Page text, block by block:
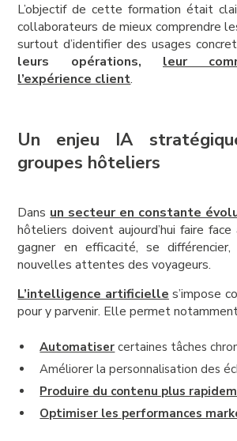
L’objectif de cette formation était
collaborateurs de mieux comprendre
surtout d’identifier des usages
leurs opérations, leur
l’expérience client.
Un enjeu IA
groupes hôteliers
Dans un secteur en constante
hôteliers doivent aujourd’hui faire
gagner en efficacité, se
nouvelles attentes des voyageurs.
L’intelligence artificielle s’impose
pour y parvenir. Elle permet
Automatiser certaines tâches
Améliorer la personnalisation des
Produire du contenu plus
Optimiser les performances